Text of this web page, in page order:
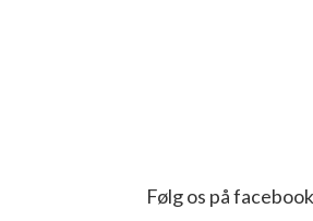
Følg os på facebook